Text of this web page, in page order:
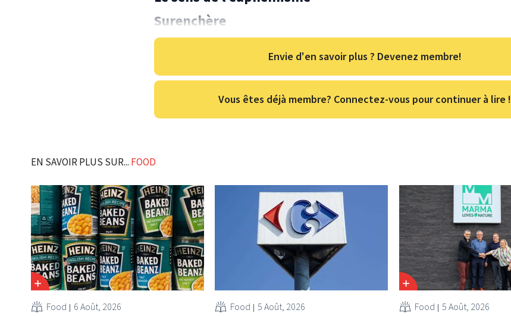
Surenchère
Envie d'en savoir plus ? Devenez membre!
Vous êtes déjà membre? Connectez-vous pour continuer à lire !
EN SAVOIR PLUS SUR... FOOD
Food 6 Août, 2026 Food 5 Août, 2026 Food 5 Août, 2026